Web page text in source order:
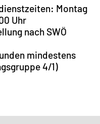
Montag
Uhr
nach SWÖ
mindestens
4/1)